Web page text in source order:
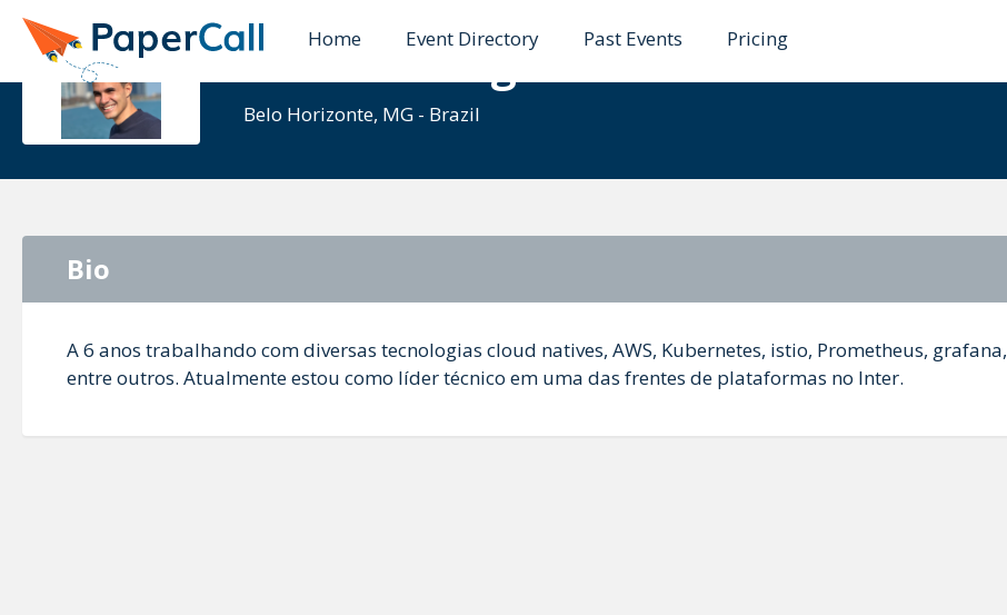
Home Event Directory Past Events Pricing
Gustavo Fagundes
Belo Horizonte, MG - Brazil
Bio
A 6 anos trabalhando com diversas tecnologias cloud natives, AWS, Kubernetes, istio, Prometheus, grafana,
entre outros. Atualmente estou como líder técnico em uma das frentes de plataformas no Inter.